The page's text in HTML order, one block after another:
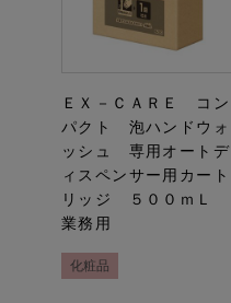
ＥＸ－ＣＡＲＥ コン
パクト 泡ハンドウォ
ッシュ 専用オートデ
ィスペンサー用カート
リッジ ５００ｍＬ
業務用
化粧品